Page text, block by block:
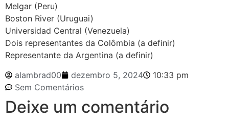
Melgar (Peru)
Boston River (Uruguai)
Universidad Central (Venezuela)
Dois representantes da Colômbia (a definir)
Representante da Argentina (a definir)
alambrad00
dezembro 5, 2024
10:33 pm
Sem Comentários
Deixe um comentário